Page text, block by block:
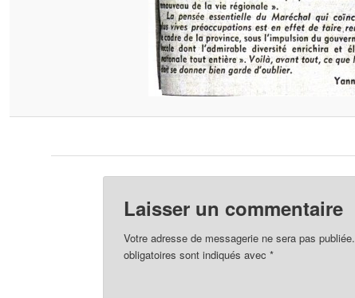
Laisser un commentaire
Votre adresse de messagerie ne sera pas publiée.
obligatoires sont indiqués avec *